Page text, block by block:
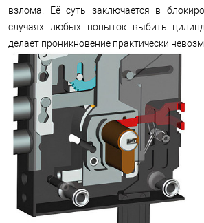
взлома. Её суть заключается в
случаях любых попыток выбить
делает проникновение практически